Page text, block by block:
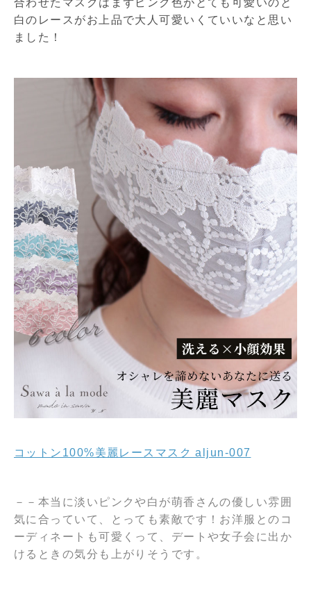
合わせたマスクはまずピンク色がとても可愛いのと
白のレースがお上品で大人可愛いくていいなと思い
ました！
コットン100%美麗レースマスク aljun-007
－－本当に淡いピンクや白が萌香さんの優しい雰囲
気に合っていて、とっても素敵です！お洋服とのコ
ーディネートも可愛くって、デートや女子会に出か
けるときの気分も上がりそうです。